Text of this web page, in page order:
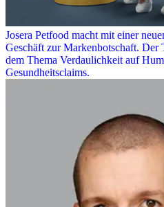
Josera Petfood macht mit einer
Geschäft zur Markenbotschaft. Der
dem Thema Verdaulichkeit auf
Gesundheitsclaims.